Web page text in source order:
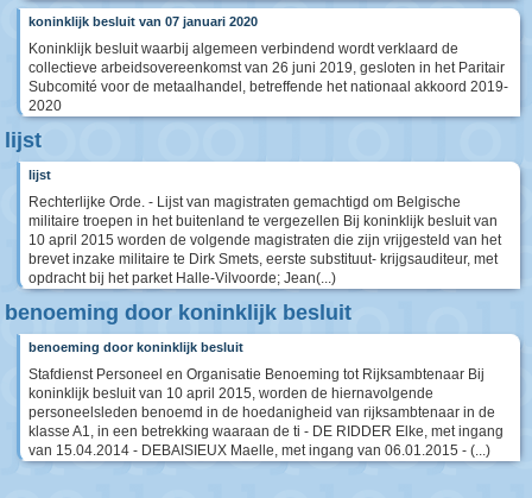
koninklijk besluit van 07 januari 2020
Koninklijk besluit waarbij algemeen verbindend wordt verklaard de
collectieve arbeidsovereenkomst van 26 juni 2019, gesloten in het Paritair
Subcomité voor de metaalhandel, betreffende het nationaal akkoord 2019-
2020
lijst
lijst
Rechterlijke Orde. - Lijst van magistraten gemachtigd om Belgische
militaire troepen in het buitenland te vergezellen Bij koninklijk besluit van
10 april 2015 worden de volgende magistraten die zijn vrijgesteld van het
brevet inzake militaire te Dirk Smets, eerste substituut- krijgsauditeur, met
opdracht bij het parket Halle-Vilvoorde; Jean(...)
benoeming door koninklijk besluit
benoeming door koninklijk besluit
Stafdienst Personeel en Organisatie Benoeming tot Rijksambtenaar Bij
koninklijk besluit van 10 april 2015, worden de hiernavolgende
personeelsleden benoemd in de hoedanigheid van rijksambtenaar in de
klasse A1, in een betrekking waaraan de ti - DE RIDDER Elke, met ingang
van 15.04.2014 - DEBAISIEUX Maelle, met ingang van 06.01.2015 - (...)